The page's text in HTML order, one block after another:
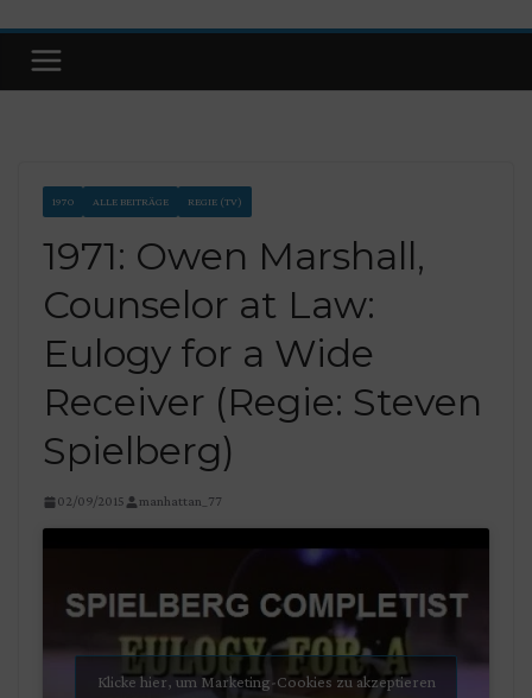
1970 ALLE BEITRÄGE REGIE (TV)
1971: Owen Marshall,
Counselor at Law:
Eulogy for a Wide
Receiver (Regie: Steven
Spielberg)
02/09/2015 manhattan_77
Klicke hier, um Marketing-Cookies zu akzeptieren